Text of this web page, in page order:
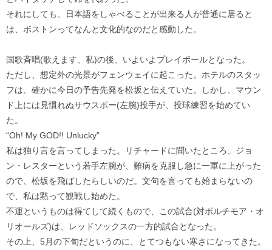
それにしても、日本語をしゃべることが出来る人が普通に居ると
は、ボストンってなんと文化的なのだと感動した。
国歌斉唱(歌えます、私)の後、いよいよプレイボールとなった。
ただし、想定外の光景がフェンウェイに起こった。ホテルのスタッ
フは、確かに今日の予告先発を松坂と伝えていた。しかし、マウン
ド上には見慣れぬサウスポー(左腕)投手が、投球練習を始めてい
た。
“Oh! My GOD!! Unlucky”
私は独り言を言ってしまった。リチャードに聞いたところ、ジョ
ン・レスターという若手左腕が、難病を克服し急に一軍に上がった
ので、松坂を飛ばしたらしいのだ。文句を言っても始まらないの
で、私は黙って観戦し始めた。
不運というものは得てして続くもので、この試合(対ボルチモア・オ
リオールズ)は、レッドソックスの一方的試合となった。
その上、5月の下旬だというのに、とてつもない寒さになってきた。